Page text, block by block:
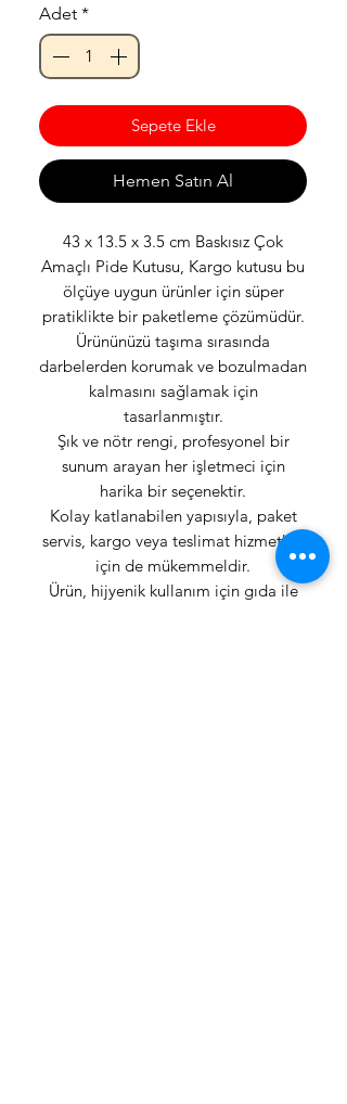
Adet *
Sepete Ekle
Hemen Satın Al
43 x 13.5 x 3.5 cm Baskısız Çok
Amaçlı Pide Kutusu, Kargo kutusu bu
ölçüye uygun ürünler için süper
pratiklikte bir paketleme çözümüdür.
Ürününüzü taşıma sırasında
darbelerden korumak ve bozulmadan
kalmasını sağlamak için
tasarlanmıştır.
Şık ve nötr rengi, profesyonel bir
sunum arayan her işletmeci için
harika bir seçenektir.
Kolay katlanabilen yapısıyla, paket
servis, kargo veya teslimat hizmetleri
için de mükemmeldir.
Ürün, hijyenik kullanım için gıda ile